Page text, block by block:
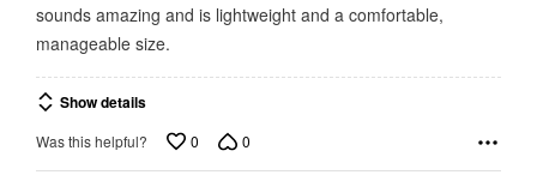
sounds amazing and is lightweight and a comfortable,
manageable size.
Show details
Was this helpful? 0 0